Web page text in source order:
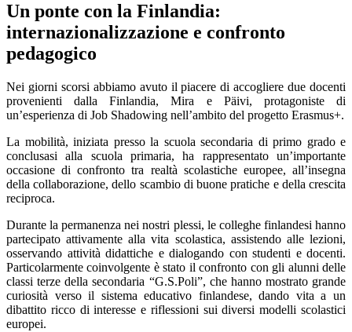
Un ponte con la Finlandia:
internazionalizzazione e confronto
pedagogico
Nei giorni scorsi abbiamo avuto il piacere di accogliere due docenti
provenienti dalla Finlandia, Mira e Päivi, protagoniste di
un’esperienza di Job Shadowing nell’ambito del progetto Erasmus+.
La mobilità, iniziata presso la scuola secondaria di primo grado e
conclusasi alla scuola primaria, ha rappresentato un’importante
occasione di confronto tra realtà scolastiche europee, all’insegna
della collaborazione, dello scambio di buone pratiche e della crescita
reciproca.
Durante la permanenza nei nostri plessi, le colleghe finlandesi hanno
partecipato attivamente alla vita scolastica, assistendo alle lezioni,
osservando attività didattiche e dialogando con studenti e docenti.
Particolarmente coinvolgente è stato il confronto con gli alunni delle
classi terze della secondaria “G.S.Poli”, che hanno mostrato grande
curiosità verso il sistema educativo finlandese, dando vita a un
dibattito ricco di interesse e riflessioni sui diversi modelli scolastici
europei.